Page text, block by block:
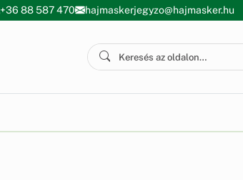
+36 88 587 470 hajmaskerjegyzo@hajmasker.hu